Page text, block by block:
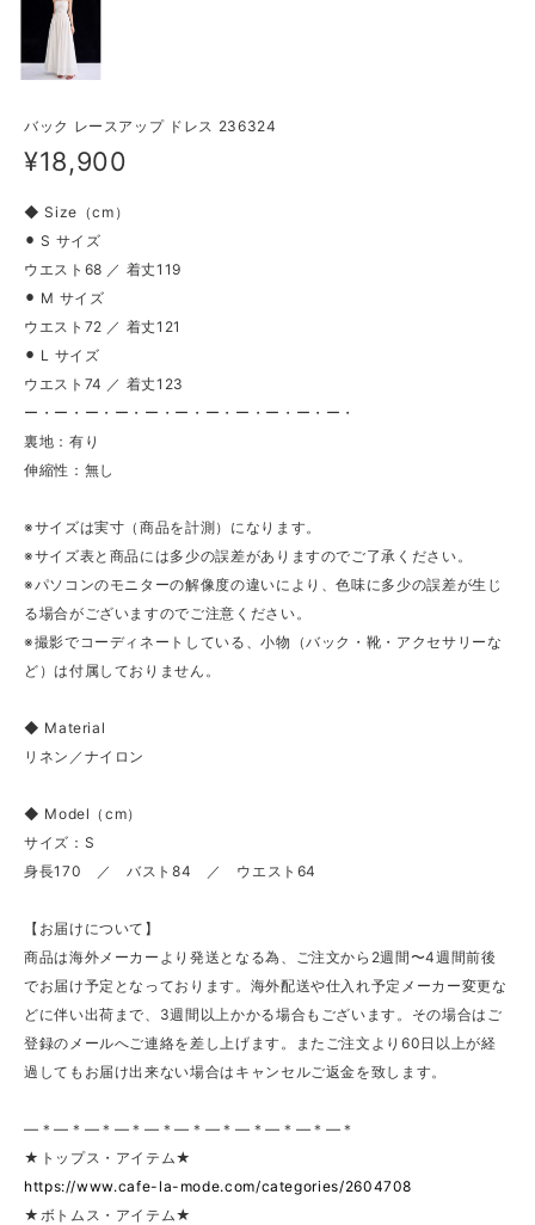
バック レースアップ ドレス 236324
¥18,900
◆ Size（cm）
⚫︎ S サイズ
ウエスト68 ／ 着丈119
⚫︎ M サイズ
ウエスト72 ／ 着丈121
⚫︎ L サイズ
ウエスト74 ／ 着丈123
ー・ー・ー・ー・ー・ー・ー・ー・ー・ー・ー・
裏地：有り
伸縮性：無し
※サイズは実寸（商品を計測）になります。
※サイズ表と商品には多少の誤差がありますのでご了承ください。
※パソコンのモニターの解像度の違いにより、色味に多少の誤差が生じ
る場合がございますのでご注意ください。
※撮影でコーディネートしている、小物（バック・靴・アクセサリーな
ど）は付属しておりません。
◆ Material
リネン／ナイロン
◆ Model（cm）
サイズ：S
身長170 ／ バスト84 ／ ウエスト64
【お届けについて】
商品は海外メーカーより発送となる為、ご注文から2週間〜4週間前後
でお届け予定となっております。海外配送や仕入れ予定メーカー変更な
どに伴い出荷まで、3週間以上かかる場合もございます。その場合はご
登録のメールへご連絡を差し上げます。またご注文より60日以上が経
過してもお届け出来ない場合はキャンセルご返金を致します。
—＊—＊—＊—＊—＊—＊—＊—＊—＊—＊—＊
★トップス・アイテム★
https://www.cafe-la-mode.com/categories/2604708
★ボトムス・アイテム★